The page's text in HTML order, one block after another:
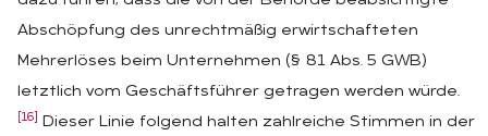
Abschöpfung des unrechtmäßig erwirtschafteten
Mehrerlöses beim Unternehmen (§ 81 Abs. 5 GWB)
letztlich vom Geschäftsführer getragen werden würde.
[16]
Dieser Linie folgend halten zahlreiche Stimmen in der